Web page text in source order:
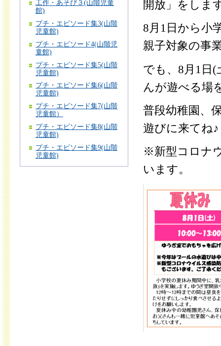
工作・あそび３(山階児童
館)
プチ・エピソード集3(山階
児童館)
プチ・エピソード4(山階児
童館)
プチ・エピソード集5(山階
児童館)
プチ・エピソード集6(山階
児童館)
プチ・エピソード集7(山階
児童館）
プチ・エピソード集8(山階
児童館)
プチ・エピソード集9(山階
児童館)
開放」をしま
8月1日から小
親子対象の事
でも、8月1日
んが遊べる場
普段幼稚園、
遊びに来てね♪
※新型コロナ
います。